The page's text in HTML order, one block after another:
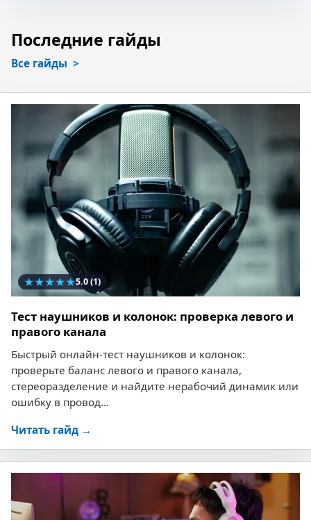
Последние гайды
Все гайды
★★★★★5.0(1)
Тест наушников и колонок: проверка левого и
правого канала
Быстрый онлайн-тест наушников и колонок:
проверьте баланс левого и правого канала,
стереоразделение и найдите нерабочий динамик или
ошибку в провод...
Читать гайд →